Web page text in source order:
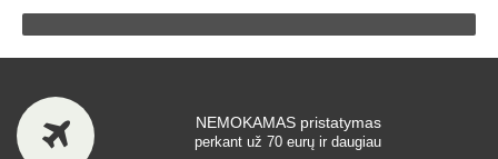
NEMOKAMAS pristatymas
perkant už 70 eurų ir daugiau